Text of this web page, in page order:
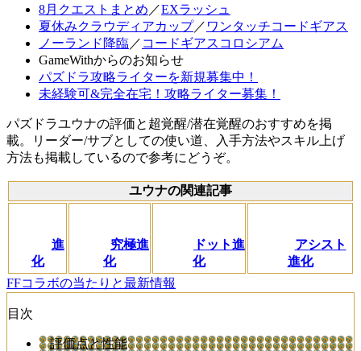
8月クエストまとめ ／EXラッシュ
夏休みクラウディアカップ／ ワンタッチコードギアス
ノーランド降臨／ コードギアスコロシアム
GameWithからのお知らせ
パズドラ攻略ライターを新規募集中！
未経験可&完全在宅！攻略ライター募集！
パズドラユウナの評価と超覚醒/潜在覚醒のおすすめを掲
載。リーダー/サブとしての使い道、入手方法やスキル上げ
方法も掲載しているので参考にどうぞ。
ユウナの関連記事
進
化
究極進
化
ドット進
化
アシスト
進化
FFコラボの当たりと最新情報
目次
評価点と性能